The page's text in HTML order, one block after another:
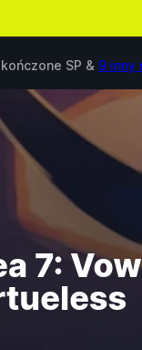
SP & 9 inny